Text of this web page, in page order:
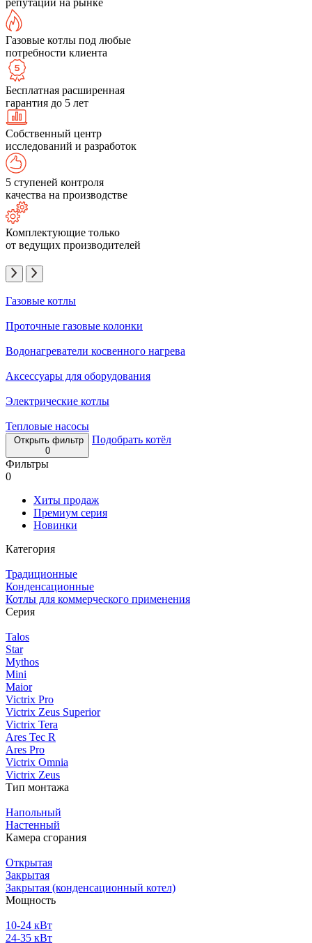
репутации на рынке
Газовые котлы под любые
потребности клиента
Бесплатная расширенная
гарантия до 5 лет
Собственный центр
исследований и разработок
5 ступеней контроля
качества на производстве
Комплектующие только
от ведущих производителей
Газовые котлы
Проточные газовые колонки
Водонагреватели косвенного нагрева
Аксессуары для оборудования
Электрические котлы
Тепловые насосы
Открыть фильтр
0
Подобрать котёл
Фильтры
0
Хиты продаж
Премиум серия
Новинки
Категория
Традиционные
Конденсационные
Котлы для коммерческого применения
Серия
Talos
Star
Mythos
Mini
Maior
Victrix Pro
Victrix Zeus Superior
Victrix Tera
Ares Tec R
Ares Pro
Victrix Omnia
Victrix Zeus
Тип монтажа
Напольный
Настенный
Камера сгорания
Открытая
Закрытая
Закрытая (конденсационный котел)
Мощность
10-24 кВт
24-35 кВт